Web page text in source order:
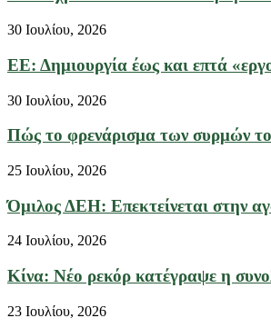
30 Ιουλίου, 2026
ΕΕ: Δημιουργία έως και επτά
30 Ιουλίου, 2026
Πώς το φρενάρισμα των συρμών
25 Ιουλίου, 2026
Όμιλος ΔΕΗ: Επεκτείνεται στην
24 Ιουλίου, 2026
Κίνα: Νέο ρεκόρ κατέγραψε η
23 Ιουλίου, 2026